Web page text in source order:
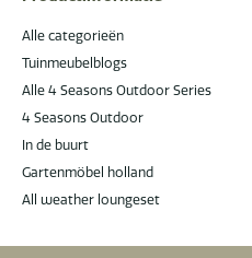
Alle categorieën
Tuinmeubelblogs
Alle 4 Seasons Outdoor Series
4 Seasons Outdoor
In de buurt
Gartenmöbel holland
All weather loungeset